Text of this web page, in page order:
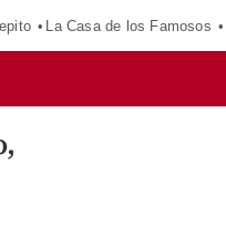
La Casa de los Famosos